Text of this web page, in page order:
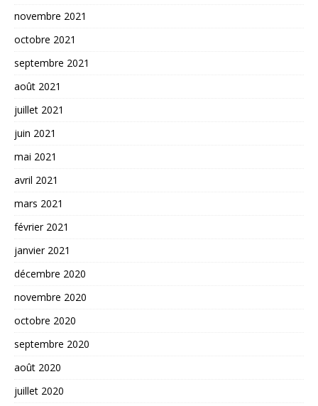
novembre 2021
octobre 2021
septembre 2021
août 2021
juillet 2021
juin 2021
mai 2021
avril 2021
mars 2021
février 2021
janvier 2021
décembre 2020
novembre 2020
octobre 2020
septembre 2020
août 2020
juillet 2020